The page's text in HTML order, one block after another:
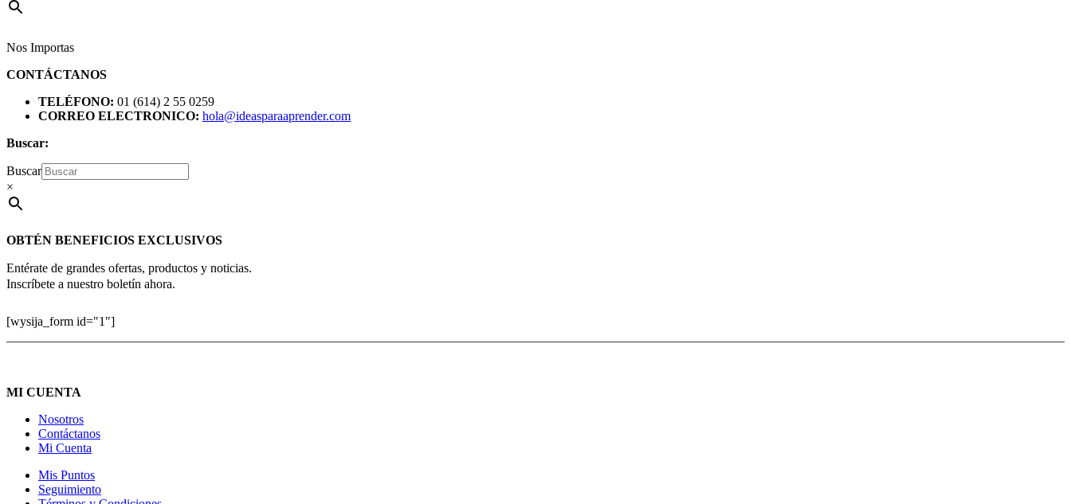
Nos Importas
CONTÁCTANOS
TELÉFONO: 01 (614) 2 55 0259
CORREO ELECTRONICO: hola@ideasparaaprender.com
Buscar:
Buscar
×
OBTÉN BENEFICIOS EXCLUSIVOS
Entérate de grandes ofertas, productos y noticias.
Inscríbete a nuestro boletín ahora.
[wysija_form id="1"]
MI CUENTA
Nosotros
Contáctanos
Mi Cuenta
Mis Puntos
Seguimiento